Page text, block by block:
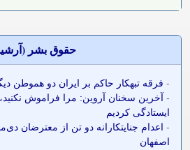
حقوق بشر
- فرقه تبهکار حاکم بر ایران دو هموطن
- آخرین سخنان آروین: مرا فراموش نکنید،
ایستادگی کردیم
- اعدام جنایتکارانه دو تن از معترضان
اصفهان